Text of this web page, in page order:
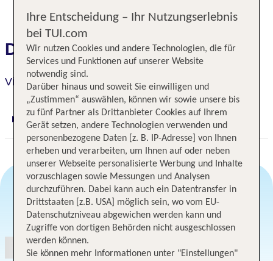
Das erwartet Sie
Villa Agnese
Digitaler und telefonischer 24/7 TUI Service
Angebotsauswahl
Ihre Entscheidung – Ihr Nutzungserlebnis
bei TUI.com
Wir nutzen Cookies und andere Technologien, die für
Services und Funktionen auf unserer Website
notwendig sind.
Darüber hinaus und soweit Sie einwilligen und
„Zustimmen“ auswählen, können wir sowie unsere bis
zu fünf Partner als Drittanbieter Cookies auf Ihrem
Gerät setzen, andere Technologien verwenden und
personenbezogene Daten [z. B. IP-Adresse] von Ihnen
erheben und verarbeiten, um Ihnen auf oder neben
unserer Webseite personalisierte Werbung und Inhalte
vorzuschlagen sowie Messungen und Analysen
durchzuführen. Dabei kann auch ein Datentransfer in
Drittstaaten [z.B. USA] möglich sein, wo vom EU-
Datenschutzniveau abgewichen werden kann und
Zugriffe von dortigen Behörden nicht ausgeschlossen
werden können.
Sie können mehr Informationen unter "Einstellungen"